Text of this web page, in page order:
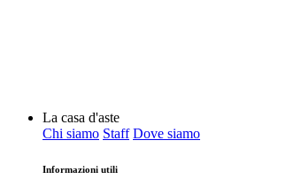
La casa d'aste
Chi siamo Staff Dove siamo
Informazioni utili